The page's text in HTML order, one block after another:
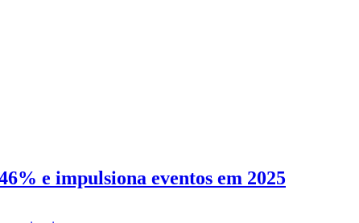
e impulsiona eventos em 2025